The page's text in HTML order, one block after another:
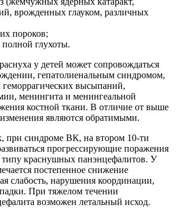
врожденных глауком, различных
пороков;
глухоты.
у детей может сопровождаться
гепатолиенальным синдромом,
высыпаний,
менингита и менингеальной
костной ткани. В отличие от выше
являются обратимыми.
при синдроме ВК, на втором 10-ти
прогрессирующие поражения
краснушных панэнцефалитов. У
постепенное снижение
слабость, нарушения координации,
При тяжелом течении
возможен летальный исход.